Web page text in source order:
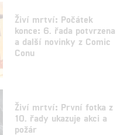
Živí mrtví: Počátek
konce: 6. řada potvrzena
a další novinky z Comic
Conu
Živí mrtví: První fotka z
10. řady ukazuje akci a
požár